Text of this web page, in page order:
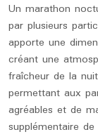
Un marathon
par plusieurs
apporte une
créant une
fraîcheur de la
permettant aux
agréables et de
supplémentaire